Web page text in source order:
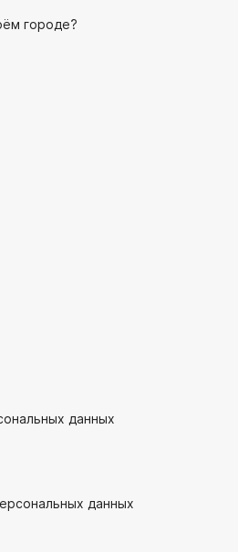
городе?
данных
данных